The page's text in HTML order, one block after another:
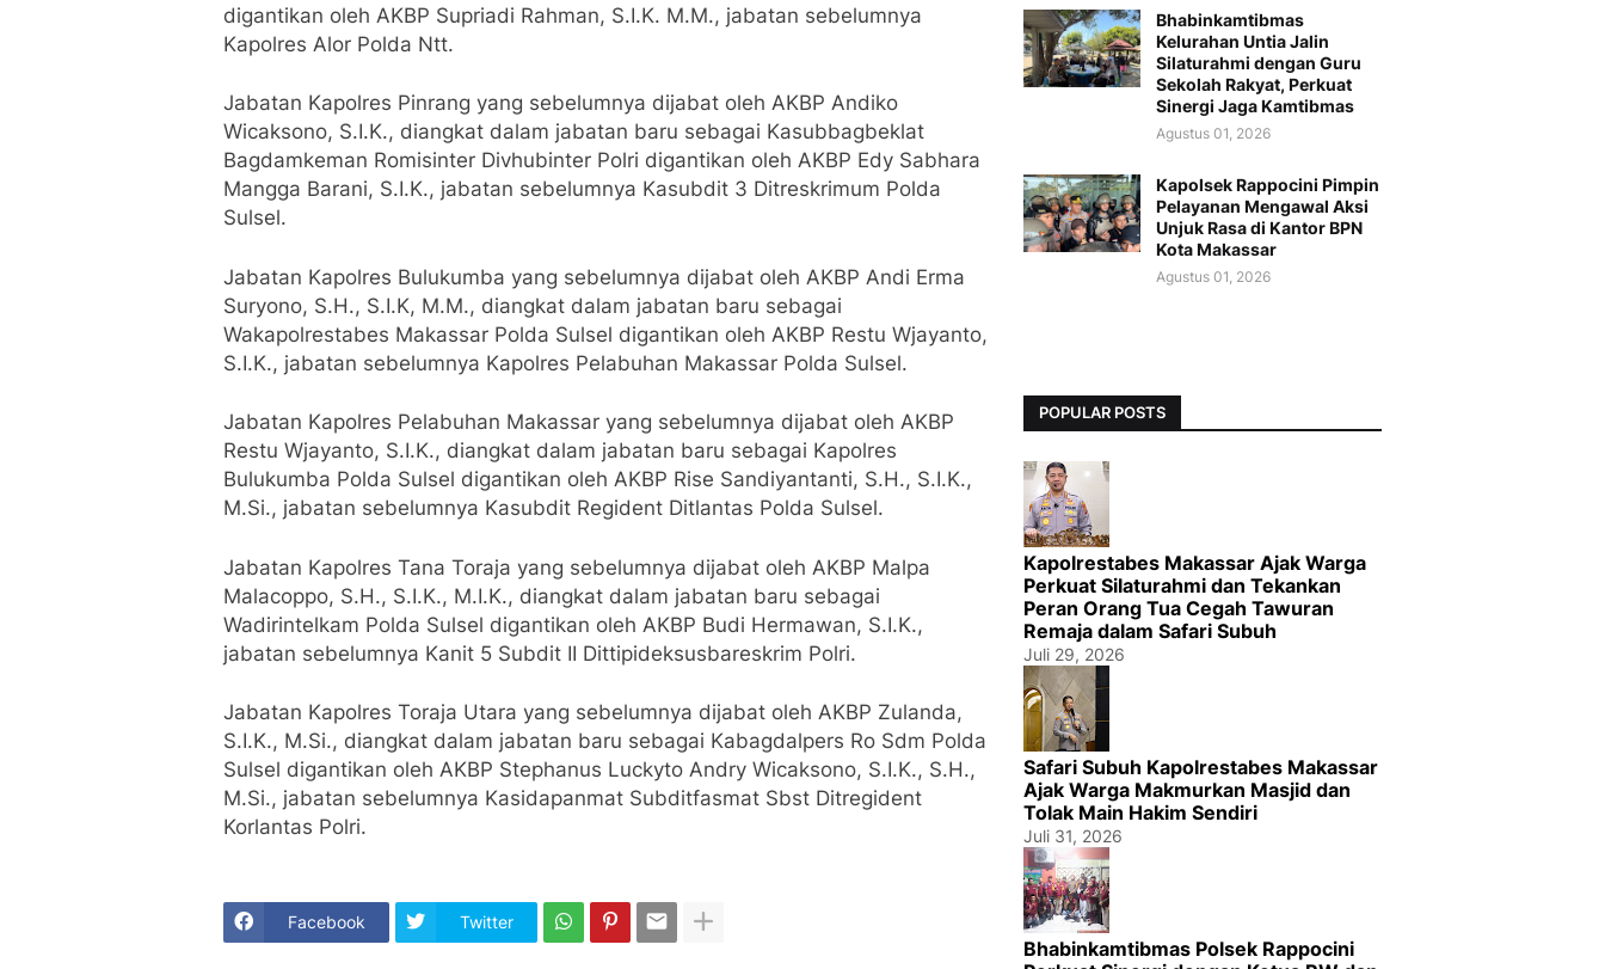
digantikan oleh AKBP Supriadi Rahman, S.I.K. M.M., jabatan sebelumnya
Kapolres Alor Polda Ntt.
Jabatan Kapolres Pinrang yang sebelumnya dijabat oleh AKBP Andiko
Wicaksono, S.I.K., diangkat dalam jabatan baru sebagai Kasubbagbeklat
Bagdamkeman Romisinter Divhubinter Polri digantikan oleh AKBP Edy Sabhara
Mangga Barani, S.I.K., jabatan sebelumnya Kasubdit 3 Ditreskrimum Polda
Sulsel.
Jabatan Kapolres Bulukumba yang sebelumnya dijabat oleh AKBP Andi Erma
Suryono, S.H., S.I.K, M.M., diangkat dalam jabatan baru sebagai
Wakapolrestabes Makassar Polda Sulsel digantikan oleh AKBP Restu Wjayanto,
S.I.K., jabatan sebelumnya Kapolres Pelabuhan Makassar Polda Sulsel.
Jabatan Kapolres Pelabuhan Makassar yang sebelumnya dijabat oleh AKBP
Restu Wjayanto, S.I.K., diangkat dalam jabatan baru sebagai Kapolres
Bulukumba Polda Sulsel digantikan oleh AKBP Rise Sandiyantanti, S.H., S.I.K.,
M.Si., jabatan sebelumnya Kasubdit Regident Ditlantas Polda Sulsel.
Jabatan Kapolres Tana Toraja yang sebelumnya dijabat oleh AKBP Malpa
Malacoppo, S.H., S.I.K., M.I.K., diangkat dalam jabatan baru sebagai
Wadirintelkam Polda Sulsel digantikan oleh AKBP Budi Hermawan, S.I.K.,
jabatan sebelumnya Kanit 5 Subdit II Dittipideksusbareskrim Polri.
Jabatan Kapolres Toraja Utara yang sebelumnya dijabat oleh AKBP Zulanda,
S.I.K., M.Si., diangkat dalam jabatan baru sebagai Kabagdalpers Ro Sdm Polda
Sulsel digantikan oleh AKBP Stephanus Luckyto Andry Wicaksono, S.I.K., S.H.,
M.Si., jabatan sebelumnya Kasidapanmat Subditfasmat Sbst Ditregident
Korlantas Polri.
Facebook Twitter
Bhabinkamtibmas
Kelurahan Untia Jalin
Silaturahmi dengan Guru
Sekolah Rakyat, Perkuat
Sinergi Jaga Kamtibmas
Agustus 01, 2026
Kapolsek Rappocini Pimpin
Pelayanan Mengawal Aksi
Unjuk Rasa di Kantor BPN
Kota Makassar
Agustus 01, 2026
POPULAR POSTS
Kapolrestabes Makassar Ajak Warga
Perkuat Silaturahmi dan Tekankan
Peran Orang Tua Cegah Tawuran
Remaja dalam Safari Subuh
Juli 29, 2026
Safari Subuh Kapolrestabes Makassar
Ajak Warga Makmurkan Masjid dan
Tolak Main Hakim Sendiri
Juli 31, 2026
Bhabinkamtibmas Polsek Rappocini